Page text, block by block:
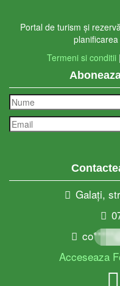
Portal de turism și
Termeni si conditii |
Galați,
Acceseaza